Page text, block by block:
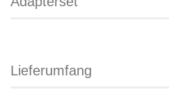
Lieferumfang